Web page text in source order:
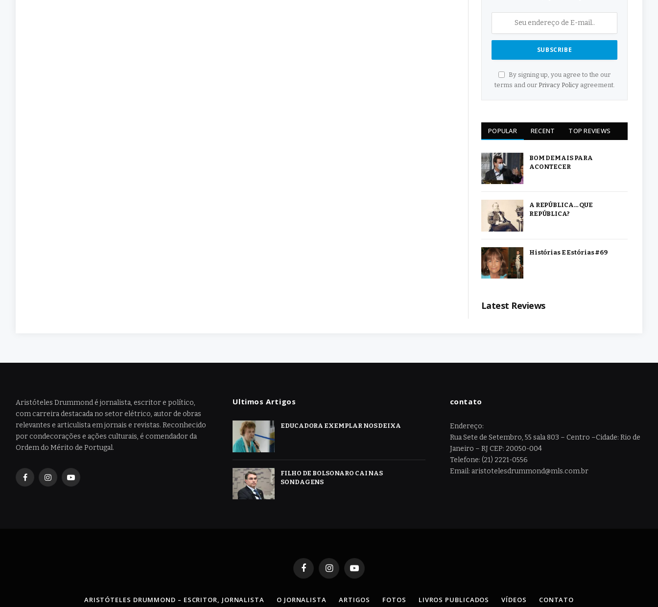
By signing up, you agree to the our
terms and our Privacy Policyagreement.
POPULAR RECENT TOP REVIEWS
BOM DEMAIS PARA
ACONTECER
A REPÚBLICA… QUE
REPÚBLICA?
Histórias E Estórias #69
Latest Reviews
Aristóteles Drummond é jornalista, escritor e político,
com carreira destacada no setor elétrico, autor de obras
relevantes e articulista em jornais e revistas. Reconhecido
por condecorações e ações culturais, é comendador da
Ordem do Mérito de Portugal.
FacebookInstagramYouTube
Ultimos Artigos
EDUCADORA EXEMPLAR NOS DEIXA
FILHO DE BOLSONARO CAI NAS
SONDAGENS
contato
Endereço:
Rua Sete de Setembro, 55 sala 803 – Centro –Cidade: Rio de
Janeiro – RJ CEP: 20050-004
Telefone: (21) 2221-0556
Email: aristotelesdrummond@mls.com.br
FacebookInstagramYouTube
ARISTÓTELES DRUMMOND – ESCRITOR, JORNALISTA O JORNALISTA ARTIGOS FOTOS LIVROS PUBLICADOS VÍDEOS CONTATO